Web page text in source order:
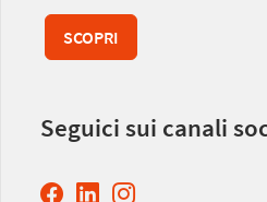
SCOPRI
Seguici sui canali